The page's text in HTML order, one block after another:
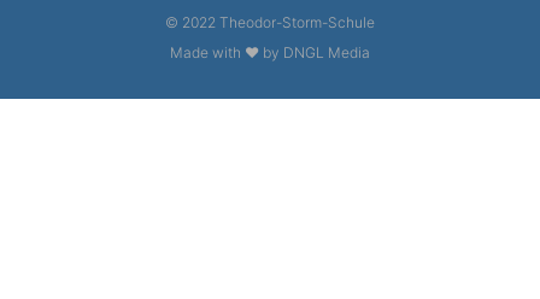
© 2022 Theodor-Storm-Schule
Made with ❤ by DNGL Media